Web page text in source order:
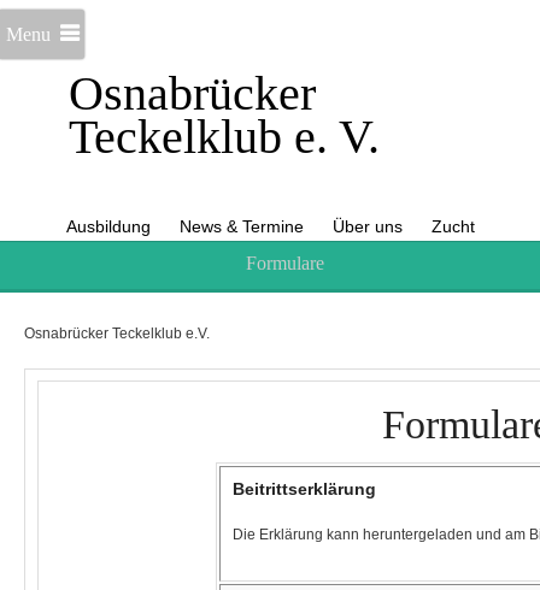
Osnabrücker
Teckelklub e. V.
Menu
Ausbildung News & Termine Über uns Zucht
Formulare
Osnabrücker Teckelklub e.V.
Beitrittserklärung
Die Erklärung kann heruntergeladen und am